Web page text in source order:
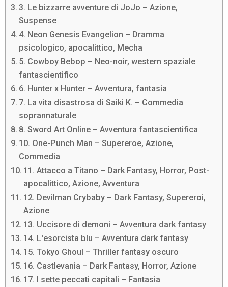
3. Le bizzarre avventure di JoJo – Azione,
Suspense
4. Neon Genesis Evangelion – Dramma
psicologico, apocalittico, Mecha
5. Cowboy Bebop – Neo-noir, western spaziale
fantascientifico
6. Hunter x Hunter – Avventura, fantasia
7. La vita disastrosa di Saiki K. – Commedia
soprannaturale
8. Sword Art Online – Avventura fantascientifica
10. One-Punch Man – Supereroe, Azione,
Commedia
11. Attacco a Titano – Dark Fantasy, Horror, Post-
apocalittico, Azione, Avventura
12. Devilman Crybaby – Dark Fantasy, Supereroi,
Azione
13. Uccisore di demoni – Avventura dark fantasy
14. L'esorcista blu – Avventura dark fantasy
15. Tokyo Ghoul – Thriller fantasy oscuro
16. Castlevania – Dark Fantasy, Horror, Azione
17. I sette peccati capitali – Fantasia